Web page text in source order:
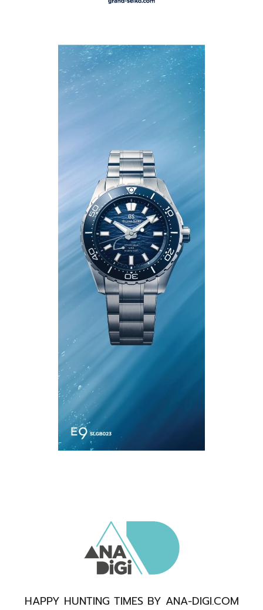
HAPPY HUNTING TIMES BY ANA-DIGI.COM